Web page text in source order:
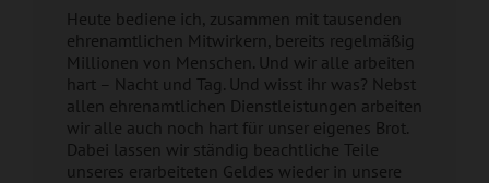
Heute bediene ich, zusammen mit tausenden
ehrenamtlichen Mitwirkern, bereits regelmäßig
Millionen von Menschen. Und wir alle arbeiten
hart – Nacht und Tag. Und wisst ihr was? Nebst
allen ehrenamtlichen Dienstleistungen arbeiten
wir alle auch noch hart für unser eigenes Brot.
Dabei lassen wir ständig beachtliche Teile
unseres erarbeiteten Geldes wieder in unsere